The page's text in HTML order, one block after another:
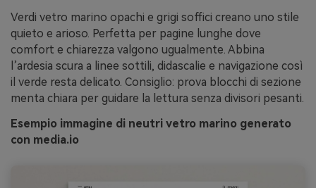
Verdi vetro marino opachi e grigi soffici creano uno stile
quieto e arioso. Perfetta per pagine lunghe dove
comfort e chiarezza valgono ugualmente. Abbina
l’ardesia scura a linee sottili, didascalie e navigazione così
il verde resta delicato. Consiglio: prova blocchi di sezione
menta chiara per guidare la lettura senza divisori pesanti.
Esempio immagine di neutri vetro marino generato
con media.io